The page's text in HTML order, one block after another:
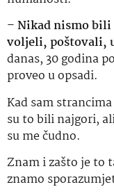
–Nikad nismo
voljeli, poštovali,
danas, 30 godina
proveo u opsadi.
Kad sam
su to bili najgori,
su me čudno.
Znam i zašto je to
znamo